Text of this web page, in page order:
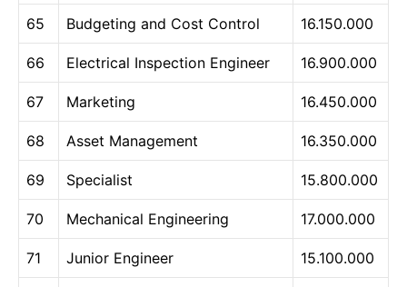
65 Budgeting and Cost Control 16.150.000
66 Electrical Inspection Engineer 16.900.000
67 Marketing 16.450.000
68 Asset Management 16.350.000
69 Specialist 15.800.000
70 Mechanical Engineering 17.000.000
71 Junior Engineer 15.100.000